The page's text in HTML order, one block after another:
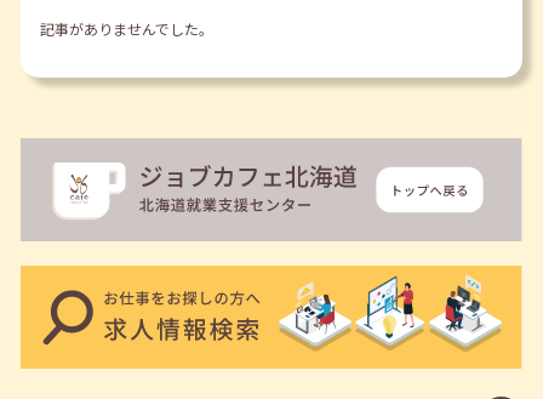
記事がありませんでした。